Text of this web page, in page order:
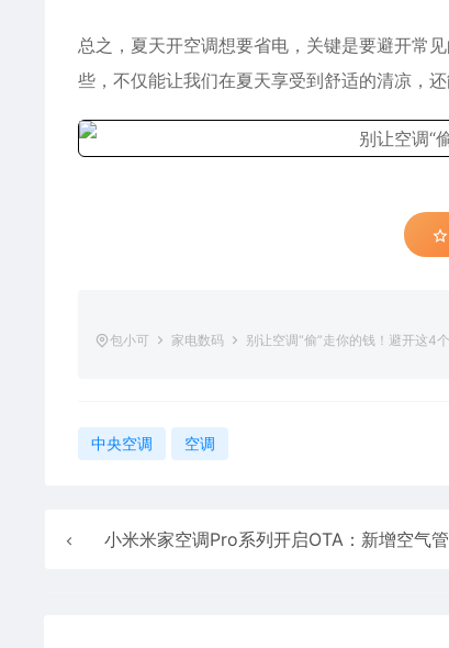
总之，夏天开空调想要省电，关键是要避开常
些，不仅能让我们在夏天享受到舒适的清凉，
包小可 家电数码 别让空调“偷”走你的钱！避开这4
中央空调 空调
小米米家空调Pro系列开启OTA：新增空气管理、智能气